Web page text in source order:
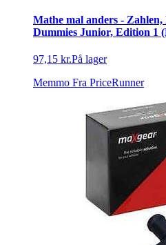
Mathe mal anders -
Dummies Junior, Edition 1
97,15 kr.På lager
Memmo Fra PriceRunner